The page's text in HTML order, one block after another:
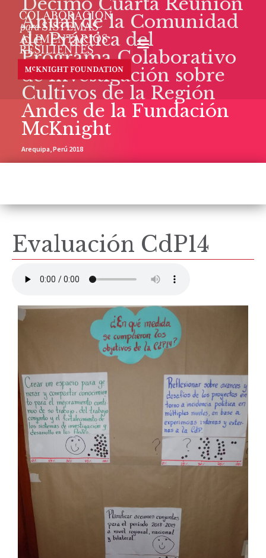
Anual de la Comunidad
de Práctica del
Programa Colaborativo
de Investigación sobre
Cultivos de la Región
Andes de la Fundación
McKnight
Arequipa, Perú 2018
Evaluación CdP14